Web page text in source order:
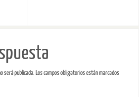
será publicada. Los campos obligatorios están marcados